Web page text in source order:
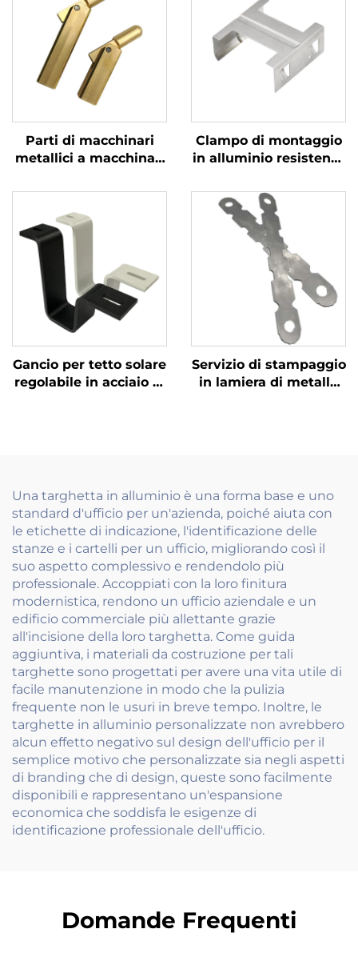
Parti di macchinari
metallici a macchinari
Clampo di montaggio
in alluminio resistente
solare
Gancio per tetto solare
regolabile in acciaio al
Servizio di stampaggio
in lamiera di metallo
Una targhetta in alluminio è una forma base e uno
standard d'ufficio per un'azienda, poiché aiuta con
le etichette di indicazione, l'identificazione delle
stanze e i cartelli per un ufficio, migliorando così il
suo aspetto complessivo e rendendolo più
professionale. Accoppiati con la loro finitura
modernistica, rendono un ufficio aziendale e un
edificio commerciale più allettante grazie
all'incisione della loro targhetta. Come guida
aggiuntiva, i materiali da costruzione per tali
targhette sono progettati per avere una vita utile di
facile manutenzione in modo che la pulizia
frequente non le usuri in breve tempo. Inoltre, le
targhette in alluminio personalizzate non avrebbero
alcun effetto negativo sul design dell'ufficio per il
semplice motivo che personalizzate sia negli aspetti
di branding che di design, queste sono facilmente
disponibili e rappresentano un'espansione
economica che soddisfa le esigenze di
identificazione professionale dell'ufficio.
Domande Frequenti